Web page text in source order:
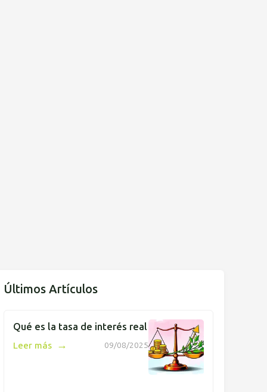
Últimos Artículos
Qué es la tasa de interés real
09/08/2025
Leer más →